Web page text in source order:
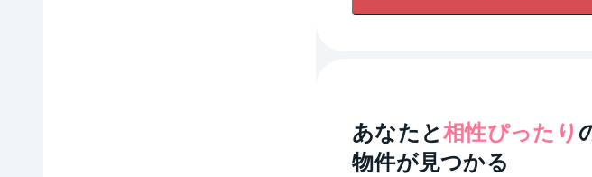
あなたと相性ぴったり
物件が見つかる